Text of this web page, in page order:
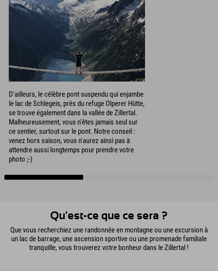
D'ailleurs, le célèbre pont suspendu qui enjambe
le lac de Schlegeis, près du refuge Olperer Hütte,
se trouve également dans la vallée de Zillertal.
Malheureusement, vous n'êtes jamais seul sur
ce sentier, surtout sur le pont. Notre conseil :
venez hors saison, vous n'aurez ainsi pas à
attendre aussi longtemps pour prendre votre
photo ;-)
Qu'est-ce que ce sera ?
Que vous recherchiez une randonnée en montagne ou une excursion à
un lac de barrage, une ascension sportive ou une promenade familiale
tranquille, vous trouverez votre bonheur dans le Zillertal !